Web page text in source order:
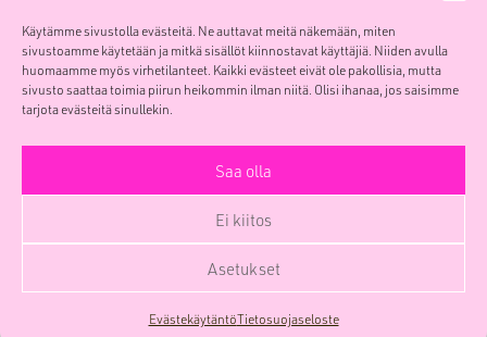
Käytämme sivustolla evästeitä. Ne auttavat meitä näkemään, miten
sivustoamme käytetään ja mitkä sisällöt kiinnostavat käyttäjiä. Niiden avulla
huomaamme myös virhetilanteet. Kaikki evästeet eivät ole pakollisia, mutta
sivusto saattaa toimia piirun heikommin ilman niitä. Olisi ihanaa, jos saisimme
tarjota evästeitä sinullekin.
Saa olla
Ei kiitos
Asetukset
EvästekäytäntöTietosuojaseloste
Mainostoimisto Smoy Oy
POOL Verk
Sörnäistenkatu 1
etunimi.sukunimi(at)smoy.com
Y-tunnus 0741439-6
Facebook
Instagram
LinkedIn
YouTube
Etusivu
Palvelut
Me
Yhteys
Yritys
SmoyTalk